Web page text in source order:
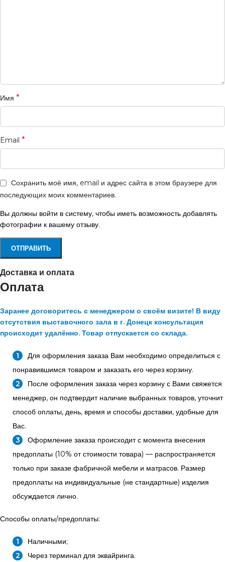
Имя *
Email *
Сохранить моё имя, email и адрес сайта в этом браузере для
последующих моих комментариев.
Вы должны войти в систему, чтобы иметь возможность добавлять
фотографии к вашему отзыву.
Доставка и оплата
Оплата
Заранее договоритесь с менеджером о своём визите! В виду
отсутствия выставочного зала в г. Донецк консультация
происходит удалённо. Товар отпускается со склада.
Для оформления заказа Вам необходимо определиться с
понравившимся товаром и заказать его через корзину.
После оформления заказа через корзину с Вами свяжется
менеджер, он подтвердит наличие выбранных товаров, уточнит
способ оплаты, день, время и способы доставки, удобные для
Вас.
Оформление заказа происходит с момента внесения
предоплаты (10% от стоимости товара) — распространяется
только при заказе фабричной мебели и матрасов. Размер
предоплаты на индивидуальные (не стандартные) изделия
обсуждается лично.
Способы оплаты/предоплаты:
Наличными;
Через терминал для эквайринга.